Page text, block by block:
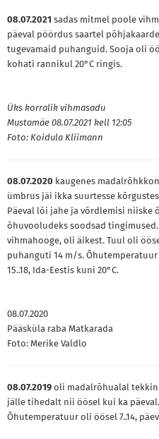
08.07.2021 sadas mitmel poole
päeval pöördus saartel
tugevamaid puhanguid. Sooja oli
kohati rannikul 20°C ringis.
Üks korralik vihmasadu
Mustamäe 08.07.2021 kell 12:05
Foto: Koidula Kliimann
08.07.2020 kaugenes
ümbrus jäi ikka suurtesse
Päeval lõi jahe ja võrdlemisi niiske
õhuvooludeks soodsad
vihmahooge, oli äikest. Tuul oli
puhanguti 14 m/s. Õhutemperatuur
15..18, Ida-Eestis kuni 20°C.
08.07.2020
Pääsküla raba Matkarada
Foto: Merike Valdlo
08.07.2019 oli madalrõhualal
jälle tihedalt nii öösel kui ka
Õhutemperatuur oli öösel 7..14,